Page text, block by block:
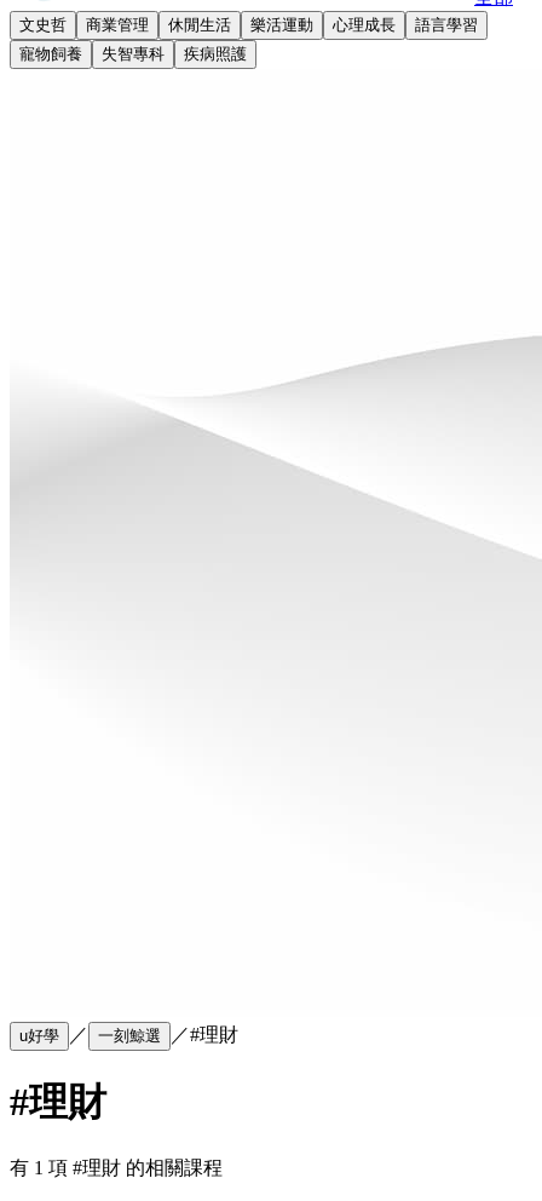
文史哲 商業管理 休閒生活 樂活運動 心理成長
語言學習
寵物飼養
失智專科 疾病照護
u好學 ／ 一刻鯨選 ／#理財
#理財
有 1 項 #理財 的相關課程